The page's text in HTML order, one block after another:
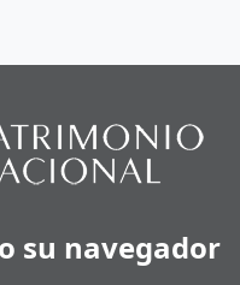
su navegador